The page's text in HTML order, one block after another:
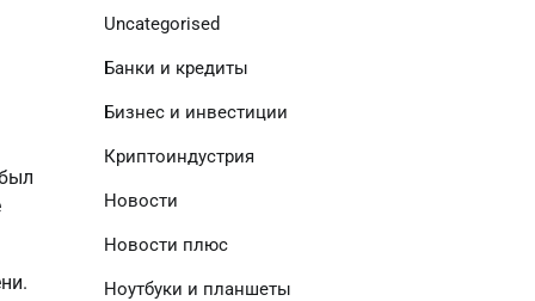
Uncategorised
Банки и кредиты
Бизнес и инвестиции
Криптоиндустрия
Новости
Новости плюс
Ноутбуки и планшеты